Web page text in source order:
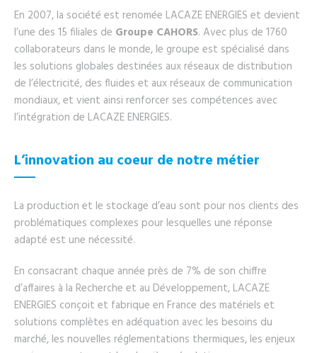
En 2007, la société est renomée LACAZE ENERGIES et devient
l’une des 15 filiales de Groupe CAHORS. Avec plus de 1760
collaborateurs dans le monde, le groupe est spécialisé dans
les solutions globales destinées aux réseaux de distribution
de l’électricité, des fluides et aux réseaux de communication
mondiaux, et vient ainsi renforcer ses compétences avec
l’intégration de LACAZE ENERGIES.
L’innovation au coeur de notre métier
La production et le stockage d’eau sont pour nos clients des
problématiques complexes pour lesquelles une réponse
adapté est une nécessité.
En consacrant chaque année près de 7% de son chiffre
d’affaires à la Recherche et au Développement, LACAZE
ENERGIES conçoit et fabrique en France des matériels et
solutions complètes en adéquation avec les besoins du
marché, les nouvelles réglementations thermiques, les enjeux